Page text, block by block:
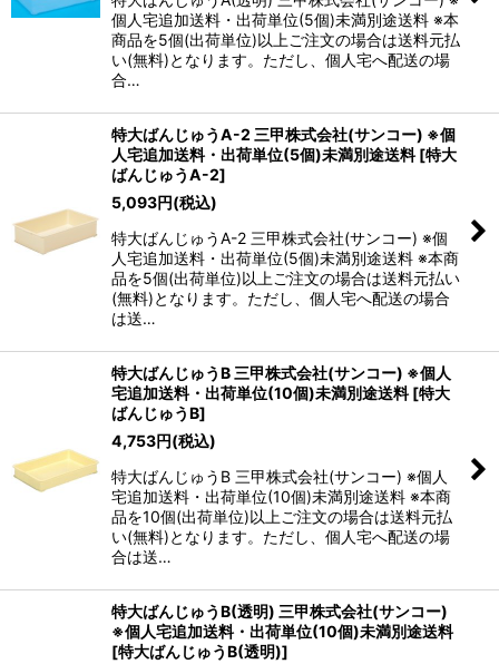
個人宅追加送料・出荷単位(5個)未満別途送料 ※本
商品を5個(出荷単位)以上ご注文の場合は送料元払
い(無料)となります。ただし、個人宅へ配送の場
合…
特大ばんじゅうA-2 三甲株式会社(サンコー) ※個
人宅追加送料・出荷単位(5個)未満別途送料 [特大
ばんじゅうA-2]
5,093円(税込)
特大ばんじゅうA-2 三甲株式会社(サンコー) ※個
人宅追加送料・出荷単位(5個)未満別途送料 ※本商
品を5個(出荷単位)以上ご注文の場合は送料元払い
(無料)となります。ただし、個人宅へ配送の場合
は送…
特大ばんじゅうB 三甲株式会社(サンコー) ※個人
宅追加送料・出荷単位(10個)未満別途送料 [特大
ばんじゅうB]
4,753円(税込)
特大ばんじゅうB 三甲株式会社(サンコー) ※個人
宅追加送料・出荷単位(10個)未満別途送料 ※本商
品を10個(出荷単位)以上ご注文の場合は送料元払
い(無料)となります。ただし、個人宅へ配送の場
合は送…
特大ばんじゅうB(透明) 三甲株式会社(サンコー)
※個人宅追加送料・出荷単位(10個)未満別途送料
[特大ばんじゅうB(透明)]